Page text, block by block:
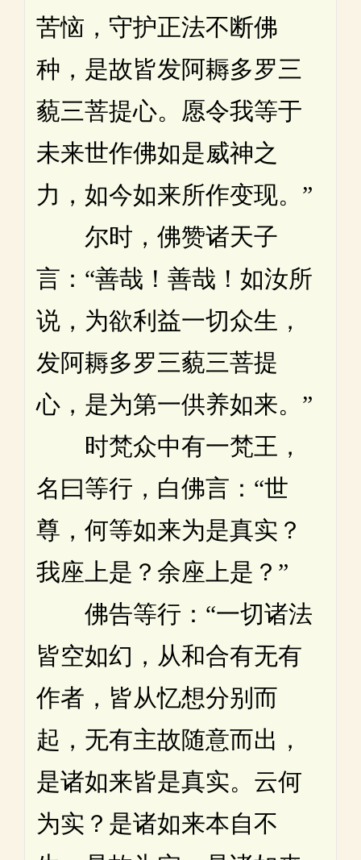
苦恼，守护正法不断佛
种，是故皆发阿耨多罗三
藐三菩提心。愿令我等于
未来世作佛如是威神之
力，如今如来所作变现。”
尔时，佛赞诸天子
言：“善哉！善哉！如汝所
说，为欲利益一切众生，
发阿耨多罗三藐三菩提
心，是为第一供养如来。”
时梵众中有一梵王，
名曰等行，白佛言：“世
尊，何等如来为是真实？
我座上是？余座上是？”
佛告等行：“一切诸法
皆空如幻，从和合有无有
作者，皆从忆想分别而
起，无有主故随意而出，
是诸如来皆是真实。云何
为实？是诸如来本自不